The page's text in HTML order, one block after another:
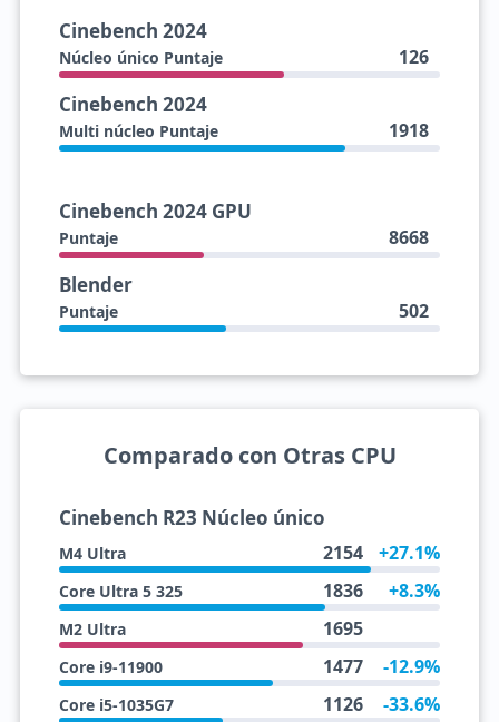
Cinebench 2024
Núcleo único Puntaje 126
Cinebench 2024
Multi núcleo Puntaje 1918
Cinebench 2024 GPU
Puntaje 8668
Blender
Puntaje 502
Comparado con Otras CPU
Cinebench R23 Núcleo único
M4 Ultra 2154 +27.1%
Core Ultra 5 325 1836 +8.3%
M2 Ultra 1695
Core i9-11900 1477 -12.9%
Core i5-1035G7 1126 -33.6%